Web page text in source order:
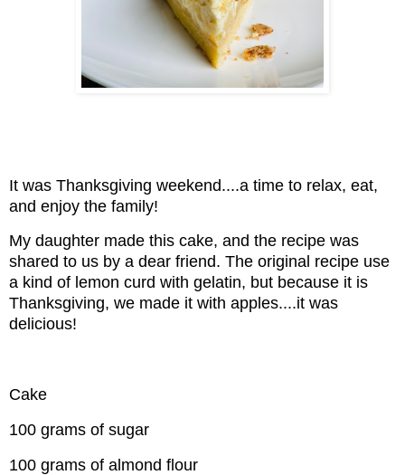
It was Thanksgiving weekend....a time to relax, eat,
and enjoy the family!
My daughter made this cake, and the recipe was
shared to us by a dear friend. The original recipe use
a kind of lemon curd with gelatin, but because it is
Thanksgiving, we made it with apples....it was
delicious!
Cake
100 grams of sugar
100 grams of almond flour